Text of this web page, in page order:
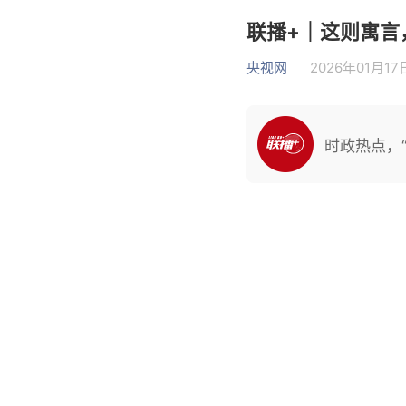
联播+｜这则寓
央视网 2026年01月17
时政热点，